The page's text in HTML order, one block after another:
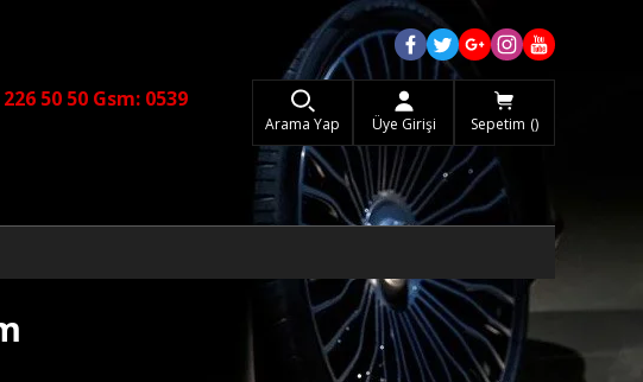
50 50 Gsm: 0539
Arama Yap Üye Girişi Sepetim